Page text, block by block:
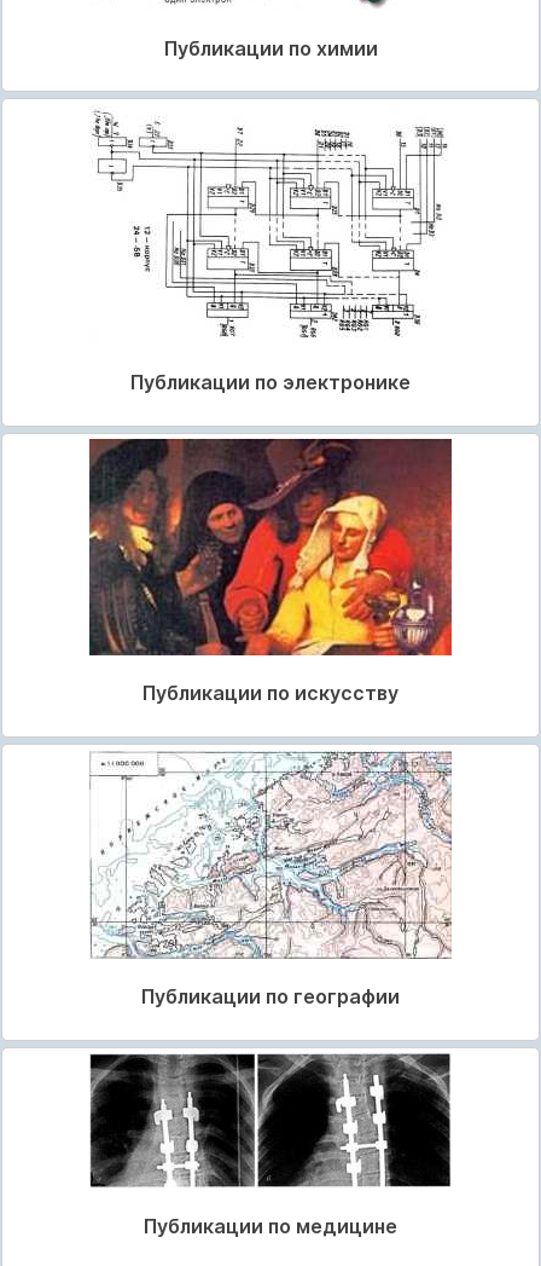
Публикации по химии
Публикации по электронике
Публикации по искусству
Публикации по географии
Публикации по медицине